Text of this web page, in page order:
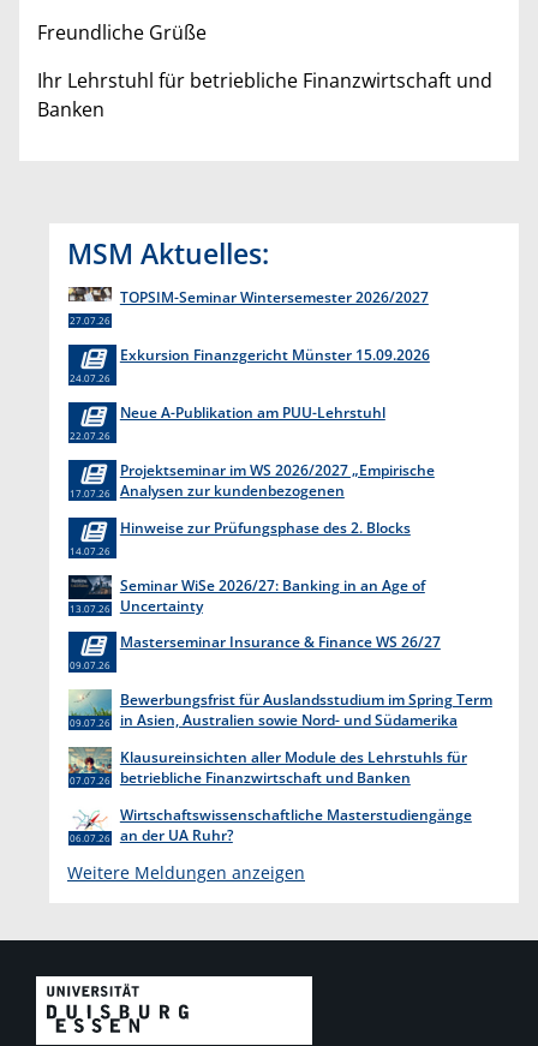
Freundliche Grüße
Ihr Lehrstuhl für betriebliche Finanzwirtschaft und
Banken
MSM Aktuelles:
TOPSIM-Seminar Wintersemester 2026/2027
27.07.26
Exkursion Finanzgericht Münster 15.09.2026
24.07.26
Neue A-Publikation am PUU-Lehrstuhl
22.07.26
Projektseminar im WS 2026/2027 „Empirische
Analysen zur kundenbezogenen
17.07.26
Hinweise zur Prüfungsphase des 2. Blocks
14.07.26
Seminar WiSe 2026/27: Banking in an Age of
Uncertainty
13.07.26
Masterseminar Insurance & Finance WS 26/27
09.07.26
Bewerbungsfrist für Auslandsstudium im Spring Term
in Asien, Australien sowie Nord- und Südamerika
09.07.26
Klausureinsichten aller Module des Lehrstuhls für
betriebliche Finanzwirtschaft und Banken
07.07.26
Wirtschaftswissenschaftliche Masterstudiengänge
an der UA Ruhr?
06.07.26
Weitere Meldungen anzeigen